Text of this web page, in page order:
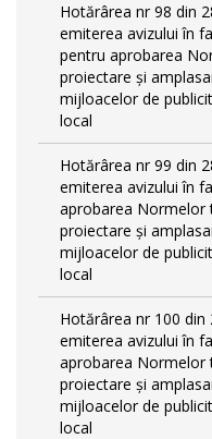
Hotărârea nr 98 din
emiterea avizului în
pentru aprobarea
proiectare şi
mijloacelor de
local
Hotărârea nr 99 din
emiterea avizului în
aprobarea Normelor
proiectare şi
mijloacelor de
local
Hotărârea nr 100 din
emiterea avizului în
aprobarea Normelor
proiectare şi
mijloacelor de
local